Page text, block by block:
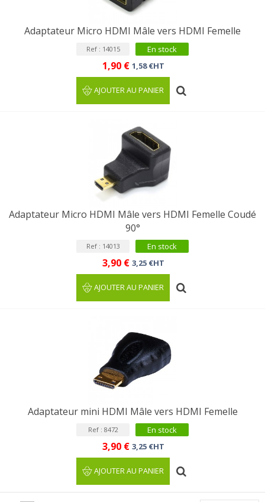
Adaptateur Micro HDMI Mâle vers HDMI Femelle
Ref : 14015 En stock
1,90 € 1,58 €HT
AJOUTER AU PANIER
Adaptateur Micro HDMI Mâle vers HDMI Femelle Coudé
90°
Ref : 14013 En stock
3,90 € 3,25 €HT
AJOUTER AU PANIER
Adaptateur mini HDMI Mâle vers HDMI Femelle
Ref : 8472 En stock
3,90 € 3,25 €HT
AJOUTER AU PANIER